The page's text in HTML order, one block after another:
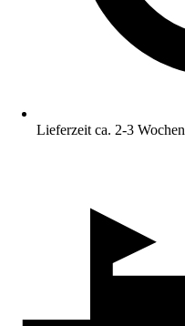
Lieferzeit ca. 2-3 Wochen